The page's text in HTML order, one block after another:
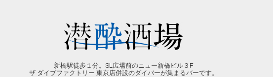
新橋駅徒歩１分。SL広場前のニュー新橋ビル３F
ザ ダイブファクトリー 東京店併設のダイバーが集まるバーです。